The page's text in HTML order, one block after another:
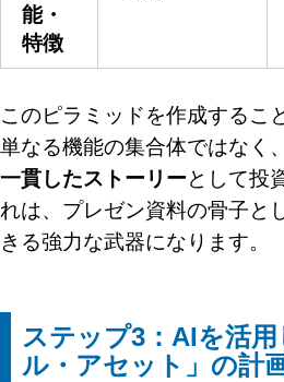
能・
特徴
このピラミッドを作成するこ
単なる機能の集合体ではなく、
一貫したストーリーとして投
れは、プレゼン資料の骨子と
きる強力な武器になります。
ステップ3：AIを活
ル・アセット」の計